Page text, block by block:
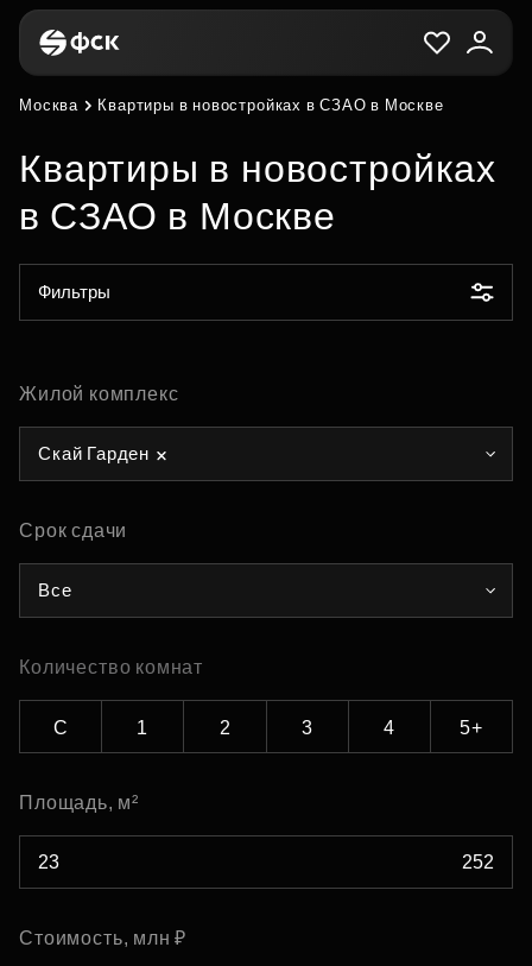
Москва Квартиры в новостройках в СЗАО в Москве
Квартиры в новостройках
в СЗАО в Москве
Фильтры
Жилой комплекс
Скай Гарден
Срок сдачи
Все
Количество комнат
С 1 2 3 4 5+
Площадь, м²
Стоимость, млн ₽